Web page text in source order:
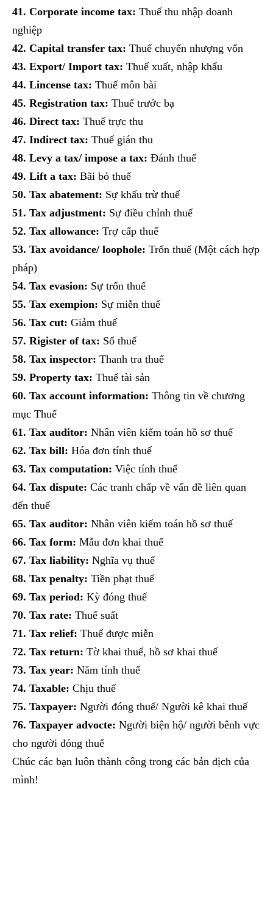
41. Corporate income tax: Thuế thu nhập doanh
nghiệp
42. Capital transfer tax: Thuế chuyển nhượng vốn
43. Export/ Import tax: Thuế xuất, nhập khẩu
44. Lincense tax: Thuế môn bài
45. Registration tax: Thuế trước bạ
46. Direct tax: Thuế trực thu
47. Indirect tax: Thuế gián thu
48. Levy a tax/ impose a tax: Đánh thuế
49. Lift a tax: Bãi bỏ thuế
50. Tax abatement: Sự khấu trừ thuế
51. Tax adjustment: Sự điều chỉnh thuế
52. Tax allowance: Trợ cấp thuế
53. Tax avoidance/ loophole: Trốn thuế (Một cách hợp
pháp)
54. Tax evasion: Sự trốn thuế
55. Tax exempion: Sự miễn thuế
56. Tax cut: Giảm thuế
57. Rigister of tax: Sổ thuế
58. Tax inspector: Thanh tra thuế
59. Property tax: Thuế tài sản
60. Tax account information: Thông tin về chương
mục Thuế
61. Tax auditor: Nhân viên kiểm toán hồ sơ thuế
62. Tax bill: Hóa đơn tính thuế
63. Tax computation: Việc tính thuế
64. Tax dispute: Các tranh chấp về vấn đề liên quan
đến thuế
65. Tax auditor: Nhân viên kiếm toán hồ sơ thuế
66. Tax form: Mẫu đơn khai thuế
67. Tax liability: Nghĩa vụ thuế
68. Tax penalty: Tiền phạt thuế
69. Tax period: Kỳ đóng thuế
70. Tax rate: Thuế suất
71. Tax relief: Thuế được miễn
72. Tax return: Tờ khai thuế, hồ sơ khai thuế
73. Tax year: Năm tính thuế
74. Taxable: Chịu thuế
75. Taxpayer: Người đóng thuế/ Người kê khai thuế
76. Taxpayer advocte: Người biện hộ/ người bênh vực
cho người đóng thuế
Chúc các bạn luôn thành công trong các bản dịch của
mình!